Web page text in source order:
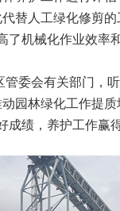
替人工绿化修剪
了机械化作业效率
委会有关部门，
园林绿化工作提质
绩，养护工作赢